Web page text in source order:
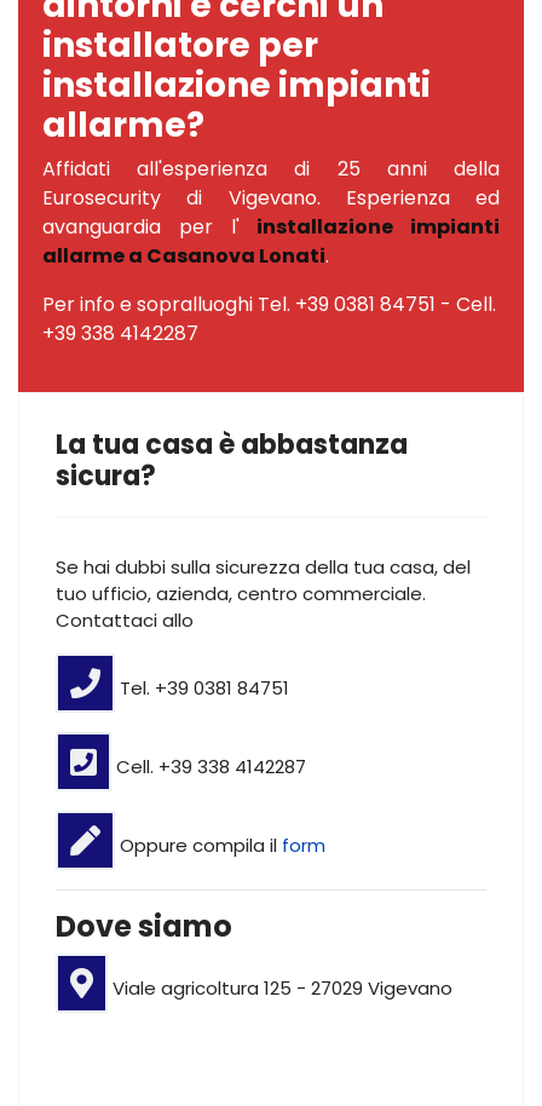
installatore per
installazione impianti
allarme?
Affidati all'esperienza di 25 anni della
Eurosecurity di Vigevano. Esperienza ed
avanguardia per l' installazione impianti
allarme a Casanova Lonati.
Per info e sopralluoghi Tel. +39 0381 84751 - Cell.
+39 338 4142287
La tua casa è abbastanza
sicura?
Se hai dubbi sulla sicurezza della tua casa, del
tuo ufficio, azienda, centro commerciale.
Contattaci allo
Tel. +39 0381 84751
Cell. +39 338 4142287
Oppure compila il form
Dove siamo
Viale agricoltura 125 - 27029 Vigevano